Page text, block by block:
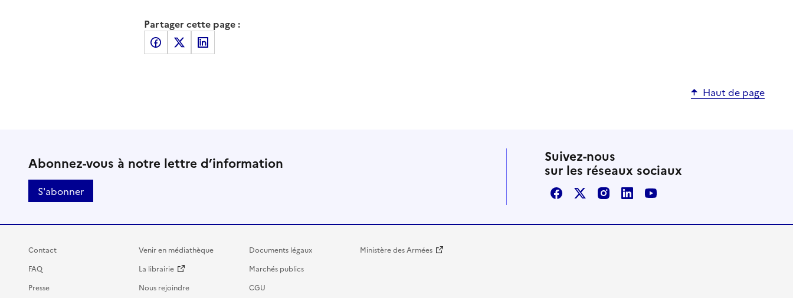
Partager cette page :
Partager sur Facebook
Partager sur XPartager sur LinkedIn
Haut de page
Abonnez-vous à notre lettre d’information
S'abonner
Suivez-nous
sur les réseaux sociaux
FacebookX / TwitterInstagram
LinkedInYoutube
Contact
FAQ
Presse
Venir en médiathèque
La librairie
Nous rejoindre
Documents légaux
Marchés publics
CGU
Ministère des Armées